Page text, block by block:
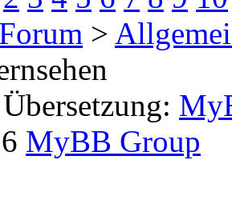
>
MyBB Group